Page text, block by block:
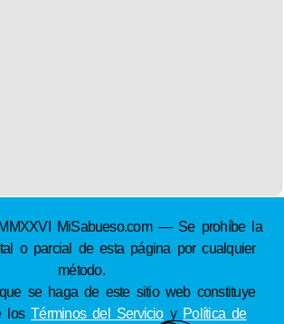
MiSabueso.com — Se prohíbe la
o parcial de esta página por cualquier
método.
se haga de este sitio web constituye
losTérminos del Servicioy Política de